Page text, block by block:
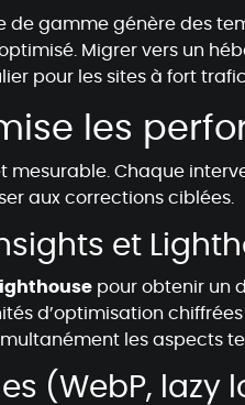
de gamme génère des
Migrer vers un
pour les sites à fort
les
mesurable. Chaque
aux corrections ciblées.
et
pour obtenir un
d’optimisation
les aspects
(WebP, lazy